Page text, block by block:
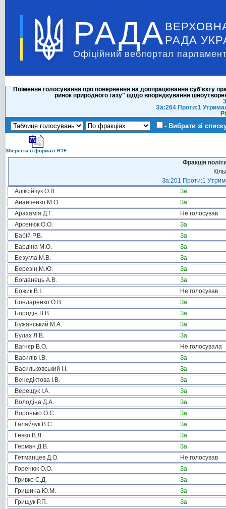
РАДА РАДА
Офіційний вебпортал
Поіменне голосування про повернення на доопрацювання суб'єкту
ринок природного газу" щодо впорядкування
За:264 Проти:1
- Вибрати зі
Зберегти в форматі RTF
Фракція
За:201 Проти:1
Аліксійчук О.В.
За
Ананченко М.О.
За
Арахамія Д.Г.
Не голосував
Арсенюк О.О.
За
Бабій Р.В.
За
Бардіна М.О.
За
Безугла М.В.
За
Березін М.Ю.
За
Богданець А.В.
За
Божик В.І.
Не голосував
Бондаренко О.В.
За
Бородін В.В.
За
Бужанський М.А.
За
Булах Л.В.
За
Вагнєр В.О.
Не голосувала
Василів І.В.
За
Васильковський І.І.
За
Венедіктова І.В.
За
Верещук І.А.
За
Володіна Д.А.
За
Воронько О.Є.
За
Галайчук В.С.
За
Гевко В.Л.
За
Герман Д.В.
За
Гетманцев Д.О.
Не голосував
Горенюк О.О.
За
Гривко С.Д.
За
Гришина Ю.М.
За
Грищук Р.П.
За